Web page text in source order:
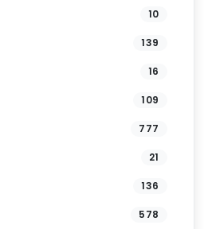
10
139
16
109
777
21
136
578